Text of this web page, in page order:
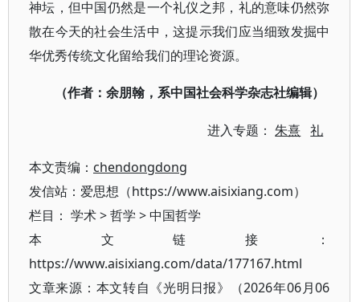
神坛，但中国仍然是一个礼仪之邦，礼的意味仍然弥
散在今天的社会生活中，这提示我们应当细致发掘中
华优秀传统文化留给我们的理论资源。
（作者：余朋翰，系中国社会科学杂志社编辑）
进入专题：朱熹 礼
本文责编： chendongdong
发信站：爱思想（https://www.aisixiang.com）
栏目： 学术>哲学 >中国哲学
本文链接：
https://www.aisixiang.com/data/177167.html
文章来源：本文转自《光明日报》（2026年06月06